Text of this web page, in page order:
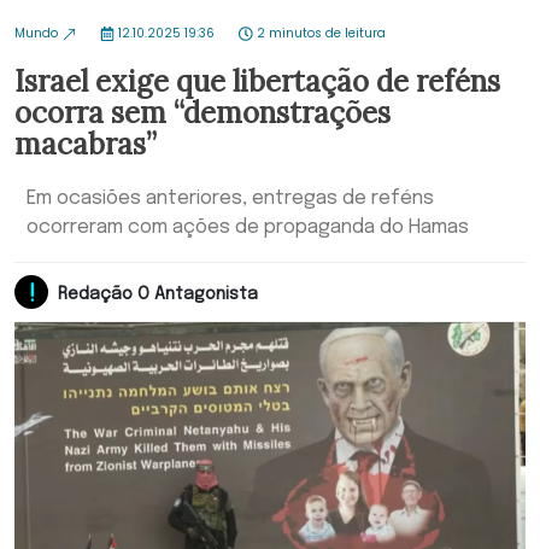
Mundo 12.10.2025 19:36 2 minutos de leitura
Israel exige que libertação de reféns
ocorra sem “demonstrações
macabras”
Em ocasiões anteriores, entregas de reféns
ocorreram com ações de propaganda do Hamas
Redação O Antagonista